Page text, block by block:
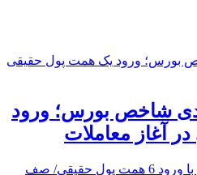
واحدی شاخص بورس؛ ورود
آغاز معاملات